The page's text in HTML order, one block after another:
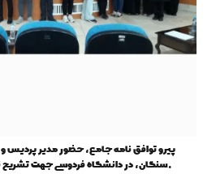
پیرو توافق نامه جامع، حضور مدیر پردیس
سنگان، در دانشگاه فردوسی جهت تشریح نیاز های پژوهشی، صورت گرفت.